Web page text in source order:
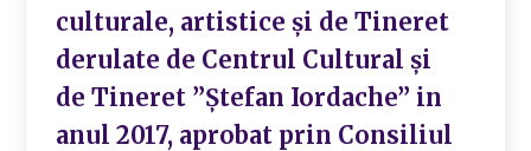
culturale, artistice și de Tineret
derulate de Centrul Cultural și
de Tineret ”Ștefan Iordache” in
anul 2017, aprobat prin Consiliul